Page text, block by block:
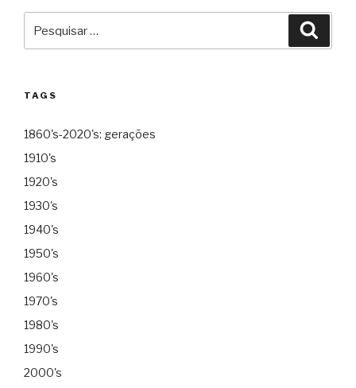
por:
TAGS
1860's-2020's: gerações
1910's
1920's
1930's
1940's
1950's
1960's
1970's
1980's
1990's
2000's